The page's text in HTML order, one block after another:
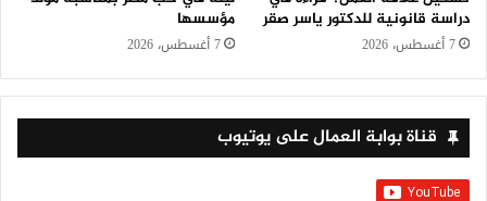
دراسة قانونية للدكتور ياسر صقر
7 أغسطس، 2026
مؤسسها
7 أغسطس، 2026
قناة بوابة العمال على يوتيوب